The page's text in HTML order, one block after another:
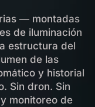
— montadas
de iluminación
estructura del
de las
y historial
Sin dron. Sin
monitoreo de